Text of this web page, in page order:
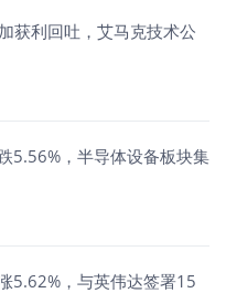
获利回吐，艾马克技术公
5.56%，半导体设备板块集
5.62%，与英伟达签署15